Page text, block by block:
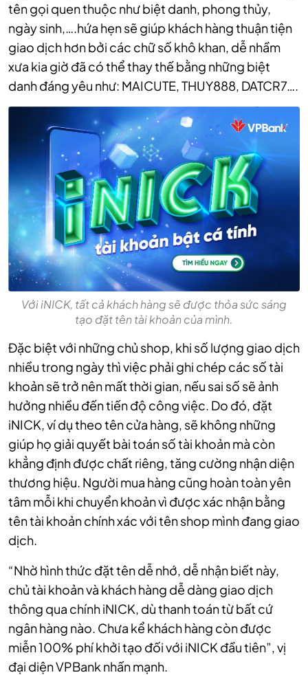
tên gọi quen thuộc như biệt danh, phong thủy,
ngày sinh,….hứa hẹn sẽ giúp khách hàng thuận tiện
giao dịch hơn bởi các chữ số khô khan, dễ nhầm
xưa kia giờ đã có thể thay thế bằng những biệt
danh đáng yêu như: MAICUTE, THUY888, DATCR7….
Với iNICK, tất cả khách hàng sẽ được thỏa sức sáng
tạo đặt tên tài khoản của mình.
Đặc biệt với những chủ shop, khi số lượng giao dịch
nhiều trong ngày thì việc phải ghi chép các số tài
khoản sẽ trở nên mất thời gian, nếu sai số sẽ ảnh
hưởng nhiều đến tiến độ công việc. Do đó, đặt
iNICK, ví dụ theo tên cửa hàng, sẽ không những
giúp họ giải quyết bài toán số tài khoản mà còn
khẳng định được chất riêng, tăng cường nhận diện
thương hiệu. Người mua hàng cũng hoàn toàn yên
tâm mỗi khi chuyển khoản vì được xác nhận bằng
tên tài khoản chính xác với tên shop mình đang giao
dịch.
“Nhờ hình thức đặt tên dễ nhớ, dễ nhận biết này,
chủ tài khoản và khách hàng dễ dàng giao dịch
thông qua chính iNICK, dù thanh toán từ bất cứ
ngân hàng nào. Chưa kể khách hàng còn được
miễn 100% phí khởi tạo đối với iNICK đầu tiên”, vị
đại diện VPBank nhấn mạnh.